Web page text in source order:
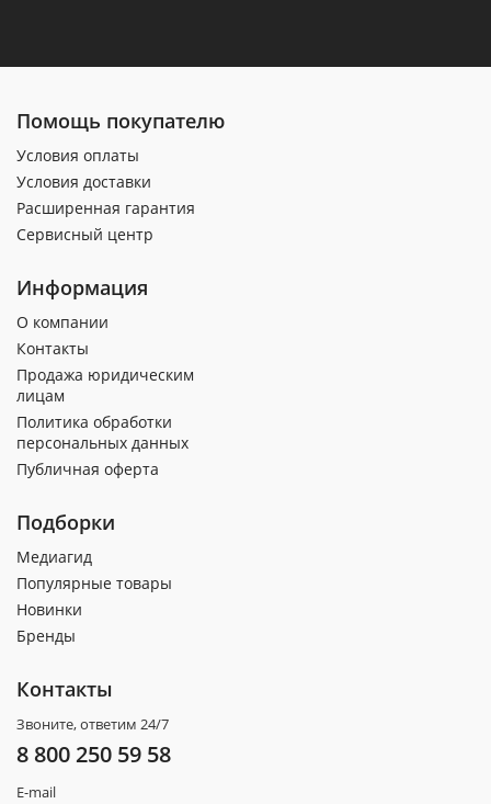
Помощь покупателю
Условия оплаты
Условия доставки
Расширенная гарантия
Сервисный центр
Информация
О компании
Контакты
Продажа юридическим
лицам
Политика обработки
персональных данных
Публичная оферта
Подборки
Медиагид
Популярные товары
Новинки
Бренды
Контакты
Звоните, ответим 24/7
8 800 250 59 58
E-mail